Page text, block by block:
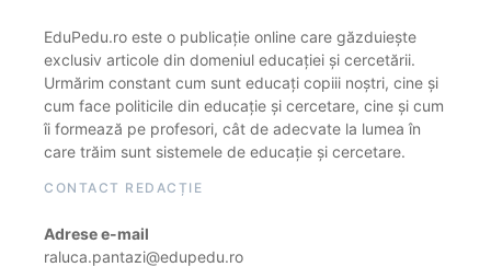
EduPedu.ro este o publicație online care găzduiește
exclusiv articole din domeniul educației și cercetării.
Urmărim constant cum sunt educați copiii noștri, cine și
cum face politicile din educație și cercetare, cine și cum
îi formează pe profesori, cât de adecvate la lumea în
care trăim sunt sistemele de educație și cercetare.
CONTACT REDACȚIE
Adrese e-mail
raluca.pantazi@edupedu.ro